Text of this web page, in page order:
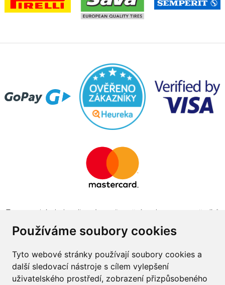
Používáme soubory cookies
Tyto webové stránky používají soubory cookies a
další sledovací nástroje s cílem vylepšení
uživatelského prostředí, zobrazení přizpůsobeného
Tento projekt byl realizován za finanční podpory z prostředků
obchodu v programu The Country for the Future